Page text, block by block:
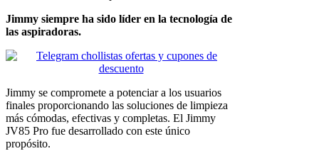
Jimmy siempre ha sido líder en la tecnología de
las aspiradoras.
Jimmy se compromete a potenciar a los usuarios
finales proporcionando las soluciones de limpieza
más cómodas, efectivas y completas. El Jimmy
JV85 Pro fue desarrollado con este único
propósito.